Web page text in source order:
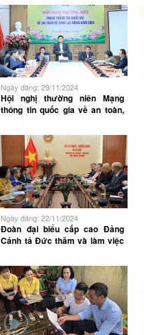
Ngày đăng: 29/11/2024
Hội nghị thường niên Mạng
thông tin quốc gia về an toàn,
Ngày đăng: 22/11/2024
Đoàn đại biểu cấp cao Đảng
Cánh tả Đức thăm và làm việc